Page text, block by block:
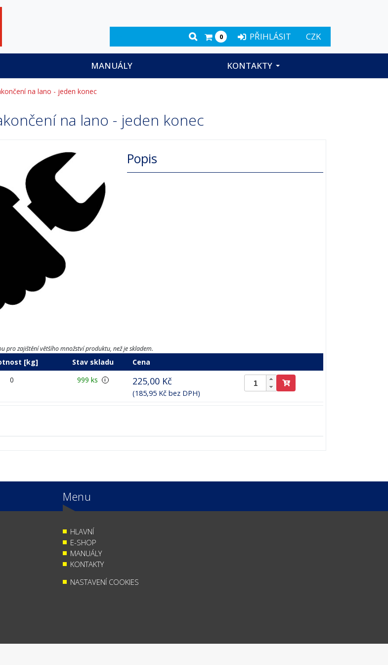
CZK
PŘIHLÁSIT
0
MANUÁLY KONTAKTY
na lano - jeden konec
na lano - jeden konec
Popis
pro zajištění většího množství produktu, než je skladem.
[kg] Stav skladu
Cena
0 999 ks i 225,00 Kč
(185,95 Kč bez DPH)
Menu
HLAVNÍ
E-SHOP
MANUÁLY
KONTAKTY
NASTAVENÍ COOKIES